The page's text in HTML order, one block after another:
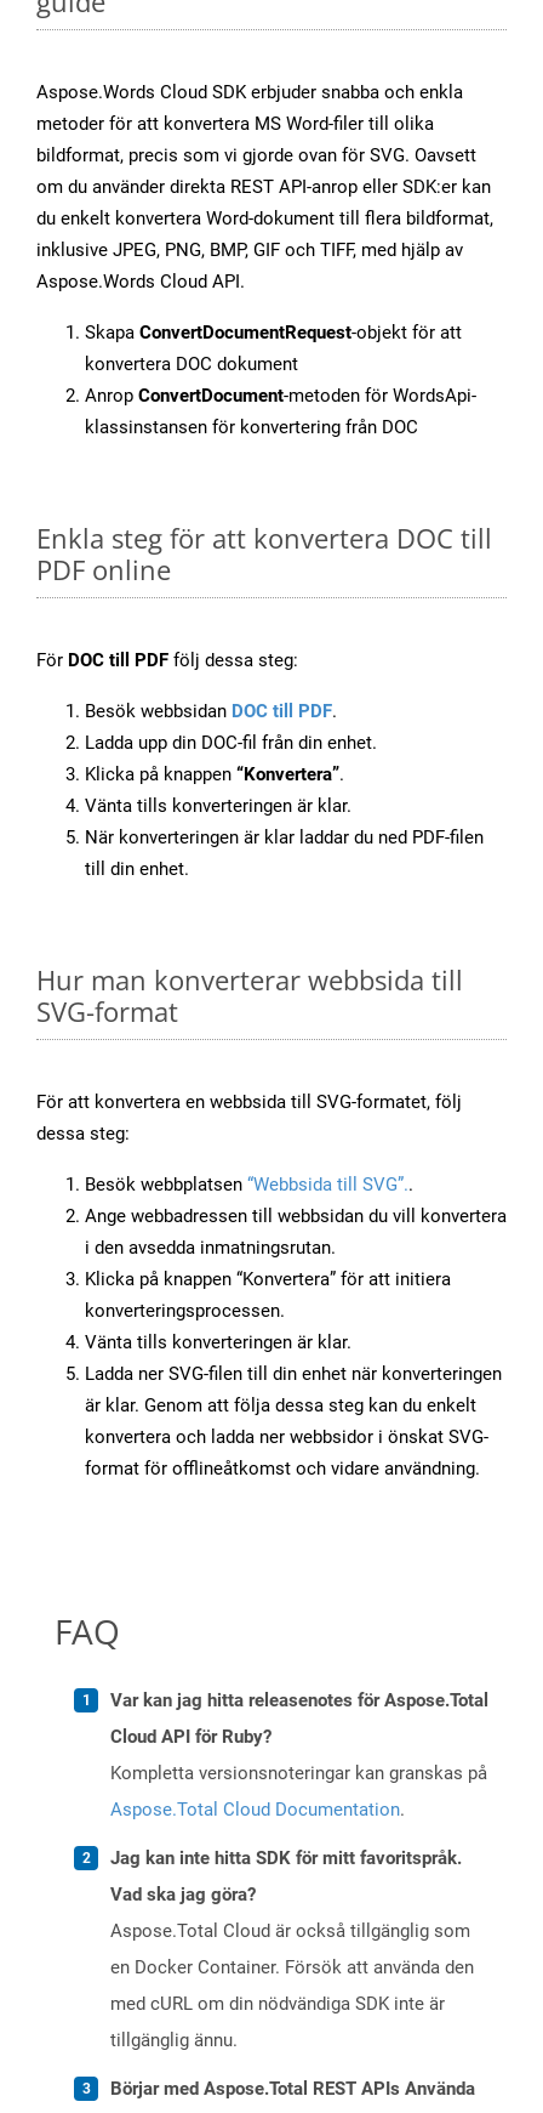
Aspose.Words Cloud SDK erbjuder snabba och enkla
metoder för att konvertera MS Word-filer till olika
bildformat, precis som vi gjorde ovan för SVG. Oavsett
om du använder direkta REST API-anrop eller SDK:er kan
du enkelt konvertera Word-dokument till flera bildformat,
inklusive JPEG, PNG, BMP, GIF och TIFF, med hjälp av
Aspose.Words Cloud API.
Skapa ConvertDocumentRequest-objekt för att
konvertera DOC dokument
Anrop ConvertDocument-metoden för WordsApi-
klassinstansen för konvertering från DOC
Enkla steg för att konvertera DOC till
PDF online
För DOC till PDF följ dessa steg:
Besök webbsidan DOC till PDF.
Ladda upp din DOC-fil från din enhet.
Klicka på knappen “Konvertera”.
Vänta tills konverteringen är klar.
När konverteringen är klar laddar du ned PDF-filen
till din enhet.
Hur man konverterar webbsida till
SVG-format
För att konvertera en webbsida till SVG-formatet, följ
dessa steg:
Besök webbplatsen “Webbsida till SVG”..
Ange webbadressen till webbsidan du vill konvertera
i den avsedda inmatningsrutan.
Klicka på knappen “Konvertera” för att initiera
konverteringsprocessen.
Vänta tills konverteringen är klar.
Ladda ner SVG-filen till din enhet när konverteringen
är klar. Genom att följa dessa steg kan du enkelt
konvertera och ladda ner webbsidor i önskat SVG-
format för offlineåtkomst och vidare användning.
FAQ
Var kan jag hitta releasenotes för Aspose.Total
Cloud API för Ruby?
Kompletta versionsnoteringar kan granskas på
Aspose.Total Cloud Documentation.
Jag kan inte hitta SDK för mitt favoritspråk.
Vad ska jag göra?
Aspose.Total Cloud är också tillgänglig som
en Docker Container. Försök att använda den
med cURL om din nödvändiga SDK inte är
tillgänglig ännu.
Börjar med Aspose.Total REST APIs Använda